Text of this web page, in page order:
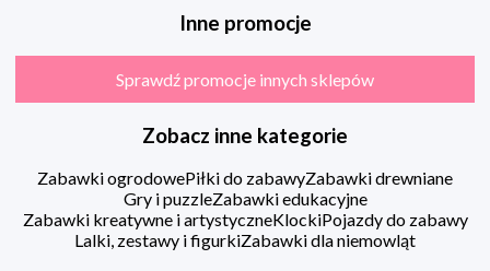
Inne promocje
Sprawdź promocje innych sklepów
Zobacz inne kategorie
Zabawki ogrodowePiłki do zabawyZabawki drewniane
Gry i puzzleZabawki edukacyjne
Zabawki kreatywne i artystyczneKlockiPojazdy do zabawy
Lalki, zestawy i figurkiZabawki dla niemowląt